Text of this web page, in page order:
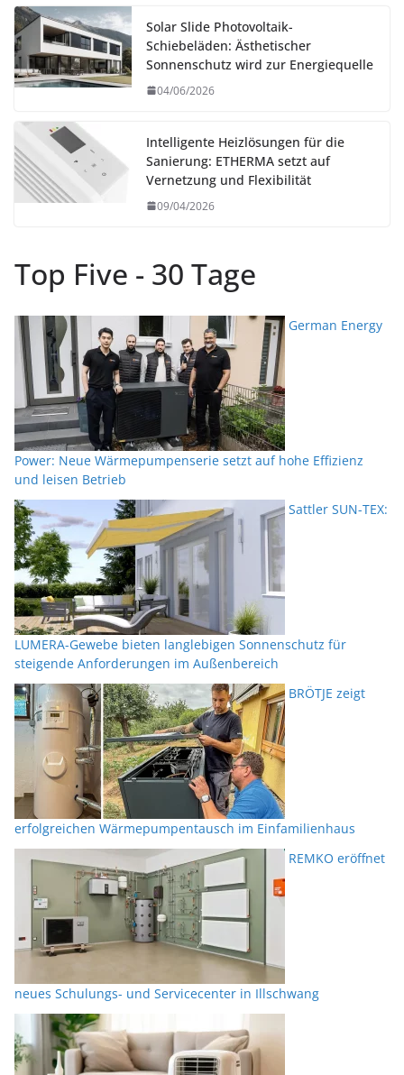
Solar Slide Photovoltaik-
Schiebeläden: Ästhetischer
Sonnenschutz wird zur Energiequelle
04/06/2026
Intelligente Heizlösungen für die
Sanierung: ETHERMA setzt auf
Vernetzung und Flexibilität
09/04/2026
Top Five - 30 Tage
German Energy
Power: Neue Wärmepumpenserie setzt auf hohe Effizienz
und leisen Betrieb
Sattler SUN-TEX:
LUMERA-Gewebe bieten langlebigen Sonnenschutz für
steigende Anforderungen im Außenbereich
BRÖTJE zeigt
erfolgreichen Wärmepumpentausch im Einfamilienhaus
REMKO eröffnet
neues Schulungs- und Servicecenter in Illschwang